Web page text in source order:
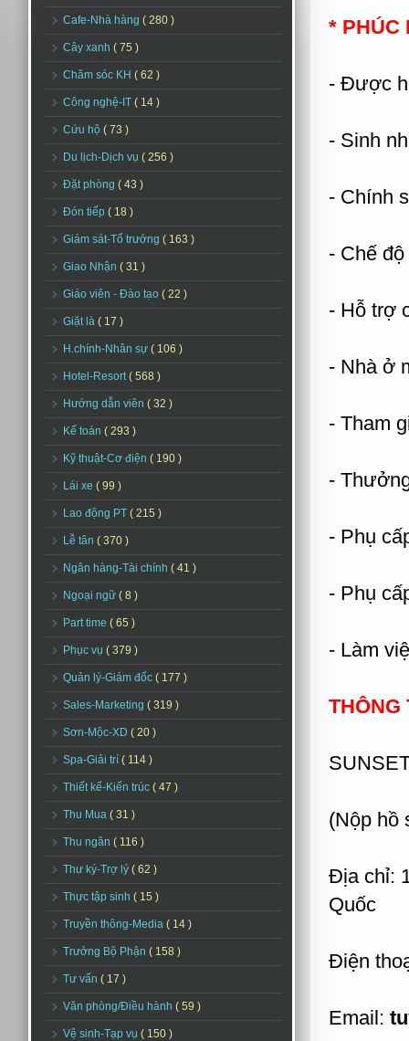
Cafe-Nhà hàng ( 280 )
Cây xanh ( 75 )
Chăm sóc KH ( 62 )
Công nghệ-IT ( 14 )
Cứu hộ ( 73 )
Du lịch-Dịch vụ ( 256 )
Đặt phòng ( 43 )
Đón tiếp ( 18 )
Giám sát-Tổ trưởng ( 163 )
Giao Nhận ( 31 )
Giáo viên - Đào tạo ( 22 )
Giặt là ( 17 )
H.chính-Nhân sự ( 106 )
Hotel-Resort( 568 )
Hướng dẫn viên ( 32 )
Kế toán ( 293 )
Kỹ thuật-Cơ điện ( 190 )
Lái xe ( 99 )
Lao động PT ( 215 )
Lễ tân ( 370 )
Ngân hàng-Tài chính ( 41 )
Ngoại ngữ ( 8 )
Part time ( 65 )
Phục vụ ( 379 )
Quản lý-Giám đốc ( 177 )
Sales-Marketing ( 319 )
Sơn-Mộc-XD ( 20 )
Spa-Giải trí ( 114 )
Thiết kế-Kiến trúc ( 47 )
Thu Mua ( 31 )
Thu ngân ( 116 )
Thư ký-Trợ lý ( 62 )
Thực tập sinh ( 15 )
Truyền thông-Media ( 14 )
Trưởng Bộ Phận ( 158 )
Tư vấn ( 17 )
Văn phòng/Điều hành ( 59 )
Vệ sinh-Tạp vụ ( 150 )
* PHÚC
- Được
- Sinh
- Chính
- Chế
- Hỗ trợ
- Nhà ở
- Tham
-
- Phụ
- Phụ
- Làm
THÔNG
(Nộp hồ
Địa chỉ:
Quốc
Điện
Email: